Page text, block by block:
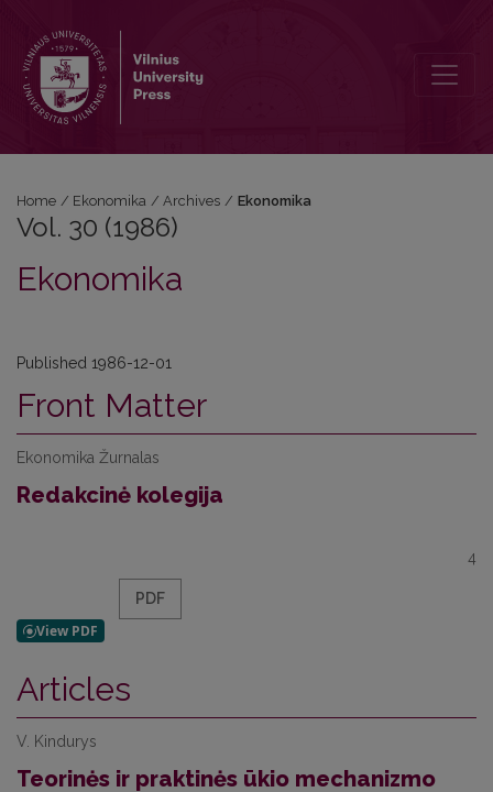
Home / Ekonomika / Archives / Ekonomika
Vol. 30 (1986)
Ekonomika
Published 1986-12-01
Front Matter
Ekonomika Žurnalas
Redakcinė kolegija
4
PDF
Articles
V. Kindurys
Teorinės ir praktinės ūkio mechanizmo